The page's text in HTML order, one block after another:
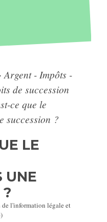
Argent - Impôts -
de succession
ce que le
succession ?
LE
UNE
?
l'information légale et